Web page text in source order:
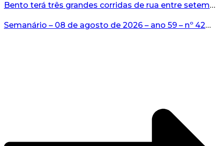
Bento terá três grandes corridas de rua entre setembro e novembro...
Semanário – 08 de agosto de 2026 – ano 59 – nº 4265...